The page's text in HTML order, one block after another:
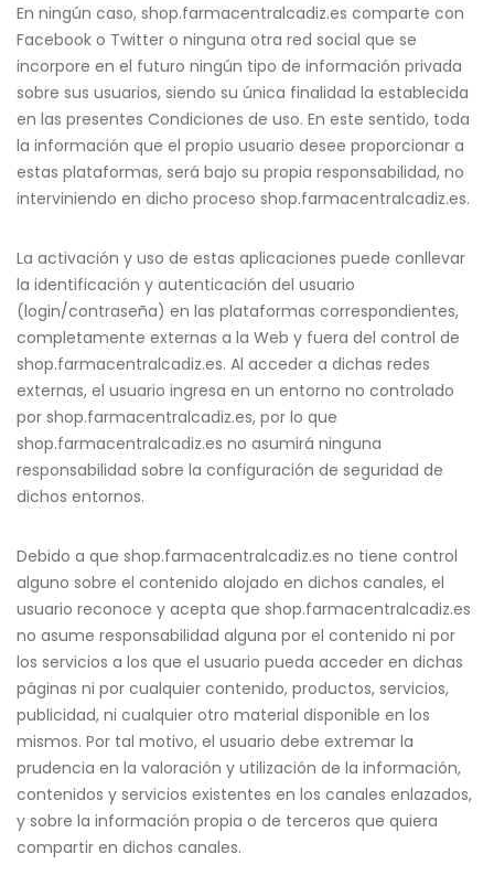
En ningún caso, shop.farmacentralcadiz.es comparte con
Facebook o Twitter o ninguna otra red social que se
incorpore en el futuro ningún tipo de información privada
sobre sus usuarios, siendo su única finalidad la establecida
en las presentes Condiciones de uso. En este sentido, toda
la información que el propio usuario desee proporcionar a
estas plataformas, será bajo su propia responsabilidad, no
interviniendo en dicho proceso shop.farmacentralcadiz.es.
La activación y uso de estas aplicaciones puede conllevar
la identificación y autenticación del usuario
(login/contraseña) en las plataformas correspondientes,
completamente externas a la Web y fuera del control de
shop.farmacentralcadiz.es. Al acceder a dichas redes
externas, el usuario ingresa en un entorno no controlado
por shop.farmacentralcadiz.es, por lo que
shop.farmacentralcadiz.es no asumirá ninguna
responsabilidad sobre la configuración de seguridad de
dichos entornos.
Debido a que shop.farmacentralcadiz.es no tiene control
alguno sobre el contenido alojado en dichos canales, el
usuario reconoce y acepta que shop.farmacentralcadiz.es
no asume responsabilidad alguna por el contenido ni por
los servicios a los que el usuario pueda acceder en dichas
páginas ni por cualquier contenido, productos, servicios,
publicidad, ni cualquier otro material disponible en los
mismos. Por tal motivo, el usuario debe extremar la
prudencia en la valoración y utilización de la información,
contenidos y servicios existentes en los canales enlazados,
y sobre la información propia o de terceros que quiera
compartir en dichos canales.